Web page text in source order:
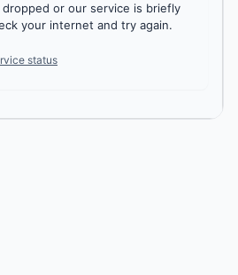
or our service is briefly
your internet and try again.
status